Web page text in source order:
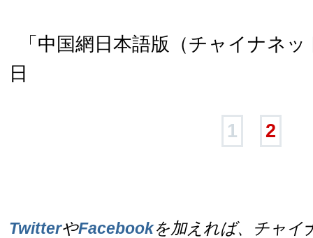
「中国網日本語版（チャイナネ
日
1 2
TwitterやFacebookを加えれば、チャイ